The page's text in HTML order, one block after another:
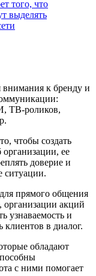
того, что
выделять
внимания к бренду и
ТВ-роликов,
чтобы создать
ее
доверие и
ситуации.
прямого общения
организации акций
узнаваемость и
клиентов в диалог.
обладают
с ними помогает